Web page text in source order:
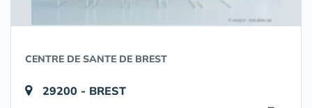
CENTRE DE SANTE DE BREST
29200 - BREST